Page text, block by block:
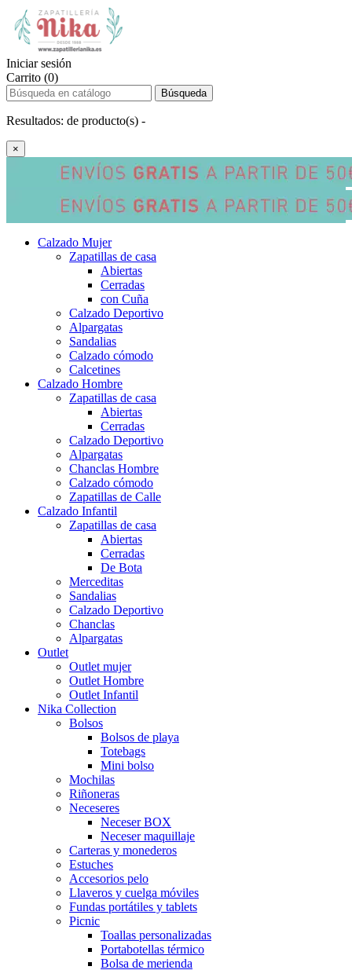
Iniciar sesión
Carrito (0)
Búsqueda
Resultados: de producto(s) -
×
Calzado Mujer
Zapatillas de casa
Abiertas
Cerradas
con Cuña
Calzado Deportivo
Alpargatas
Sandalias
Calzado cómodo
Calcetines
Calzado Hombre
Zapatillas de casa
Abiertas
Cerradas
Calzado Deportivo
Alpargatas
Chanclas Hombre
Calzado cómodo
Zapatillas de Calle
Calzado Infantil
Zapatillas de casa
Abiertas
Cerradas
De Bota
Merceditas
Sandalias
Calzado Deportivo
Chanclas
Alpargatas
Outlet
Outlet mujer
Outlet Hombre
Outlet Infantil
Nika Collection
Bolsos
Bolsos de playa
Totebags
Mini bolso
Mochilas
Riñoneras
Neceseres
Neceser BOX
Neceser maquillaje
Carteras y monederos
Estuches
Accesorios pelo
Llaveros y cuelga móviles
Fundas portátiles y tablets
Picnic
Toallas personalizadas
Portabotellas térmico
Bolsa de merienda